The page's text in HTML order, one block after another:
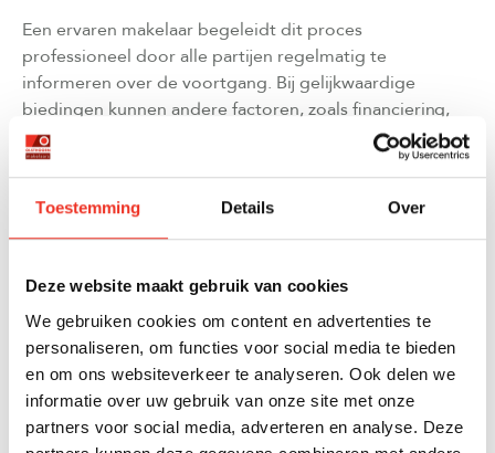
Toestemming Details Over
Deze website maakt gebruik van cookies
We gebruiken cookies om content en advertenties te
personaliseren, om functies voor social media te bieden
en om ons websiteverkeer te analyseren. Ook delen we
informatie over uw gebruik van onze site met onze
partners voor social media, adverteren en analyse. Deze
Een ervaren makelaar begeleidt dit proces
professioneel door alle partijen regelmatig te
informeren over de voortgang. Bij gelijkwaardige
biedingen kunnen andere factoren, zoals financiering,
gewenste opleverdatum of specifieke voorwaarden, de
doorslag geven. Het doel is altijd om de beste deal
respectvol worden behandeld.
WELKE ROL SPEELT DIGITALE MARKETING BIJ
HET PLANNEN VAN BEZICHTIGINGEN?
Digitale marketing is cruciaal voor het plannen van
bezichtigingen, omdat het de zichtbaarheid van de
woning vergroot en potentiële kopers efficiënt
informeert over bezichtigingsmogelijkheden. Social